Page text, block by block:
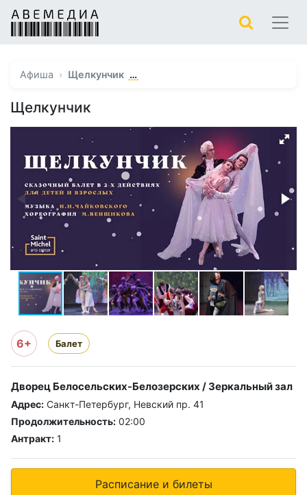
Афиша Щелкунчик …
Щелкунчик
6+ Балет
Дворец Белосельских-Белозерских / Зеркальный зал
Адрес: Санкт-Петербург, Невский пр. 41
Продолжительность: 02:00
Антракт: 1
Расписание и билеты